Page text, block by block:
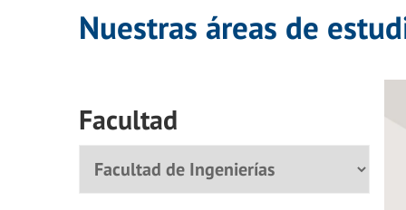
Nuestras áreas de
Facultad